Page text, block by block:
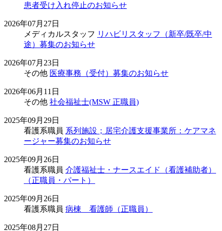
患者受け入れ停止のお知らせ
2026年07月27日
メディカルスタッフ リハビリスタッフ（新卒/既卒/中
途）募集のお知らせ
2026年07月23日
その他 医療事務（受付）募集のお知らせ
2026年06月11日
その他 社会福祉士(MSW 正職員)
2025年09月29日
看護系職員 系列施設；居宅介護支援事業所：ケアマネ
ージャー募集のお知らせ
2025年09月26日
看護系職員 介護福祉士・ナースエイド（看護補助者）
（正職員・パート）
2025年09月26日
看護系職員 病棟 看護師（正職員）
2025年08月27日